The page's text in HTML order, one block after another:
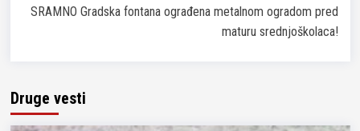
SRAMNO Gradska fontana ograđena metalnom ogradom pred
maturu srednjoškolaca!
Druge vesti